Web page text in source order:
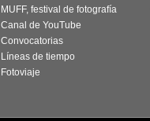
MUFF, festival de fotografía
Canal de YouTube
Convocatorias
Líneas de tiempo
Fotoviaje